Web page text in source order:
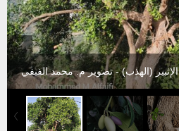
الإثبير (الهذب) - تصوير م. محمد الفيفي